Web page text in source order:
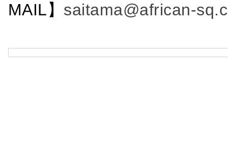
MAIL】 saitama@african-